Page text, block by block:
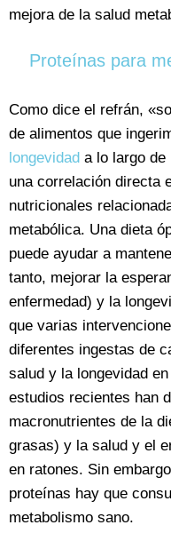
mejora de la salud
Proteínas para
Como dice el refrán,
de alimentos que
longevidad a lo largo
una correlación directa
nutricionales
metabólica. Una dieta
puede ayudar a
tanto, mejorar la
enfermedad) y la
que varias
diferentes ingestas de
salud y la longevidad
estudios recientes han
macronutrientes de la
grasas) y la salud y el
en ratones. Sin
proteínas hay que
metabolismo sano.